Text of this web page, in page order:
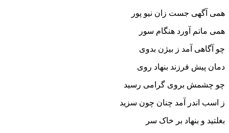
همى آگهى جست زان نیو پور
همى ماتم آورد هنگام سور
چو آگاهى آمد ز بیژن بدوى
دمان پیش فرزند بنهاد روى‏
چو چشمش بروى گرامى رسید
ز اسب اندر آمد چنان چون سزید
بغلتید و بنهاد بر خاک سر